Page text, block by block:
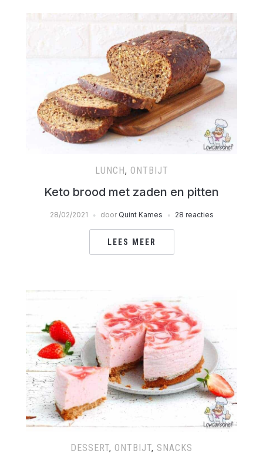
LUNCH, ONTBIJT
Keto brood met zaden en pitten
28/02/2021 door Quint Kames 28 reacties
LEES MEER
DESSERT, ONTBIJT, SNACKS